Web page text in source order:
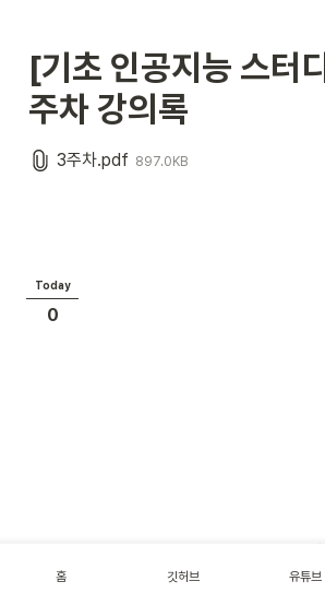
[기초 인공지능 스터
주차 강의록
3주차.pdf 897.0KB
Today
0
홈 깃허브 유튜브